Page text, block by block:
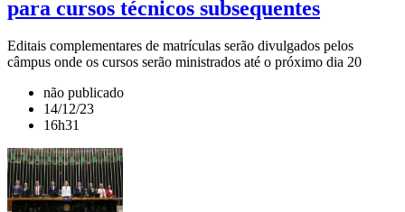
para cursos técnicos subsequentes
Editais complementares de matrículas serão divulgados pelos
câmpus onde os cursos serão ministrados até o próximo dia 20
não publicado
14/12/23
16h31